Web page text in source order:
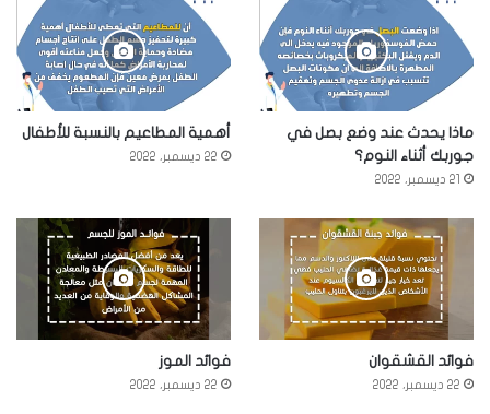
ماذا يحدث عند وضع بصل في
جوربك أثناء النوم؟
21 ديسمبر، 2022
أهمية المطاعيم بالنسبة للأطفال
22 ديسمبر، 2022
فوائد القشقوان
22 ديسمبر، 2022
فوائد الموز
22 ديسمبر، 2022